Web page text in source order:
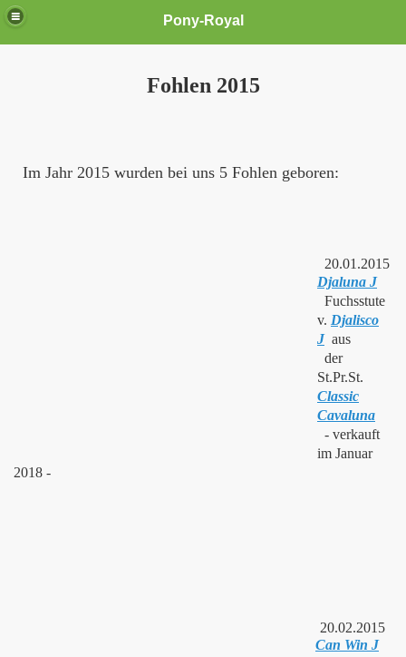
Pony-Royal
Fohlen 2015
Im Jahr 2015 wurden bei uns 5 Fohlen geboren:
20.01.2015
Djaluna J
Fuchsstute
v. Djalisco
Jaus
der
St.Pr.St.
Classic
Cavaluna
- verkauft
im Januar
2018 -
20.02.2015
Can Win J